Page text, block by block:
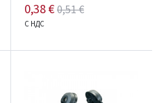
0,38 €0,51 €
С НДС